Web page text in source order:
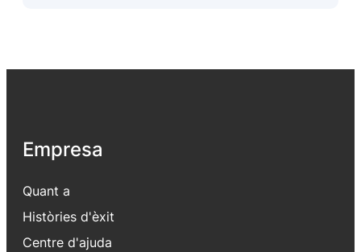
Empresa
Quant a
Històries d'èxit
Centre d'ajuda